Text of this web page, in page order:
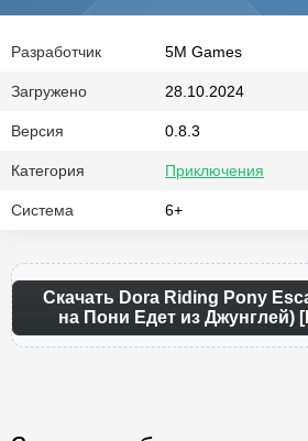
Разработчик 5M Games
Загружено 28.10.2024
Версия 0.8.3
Категория Приключения
Система 6+
Скачать Dora Riding Pony
на Пони Едет из Джунглей)